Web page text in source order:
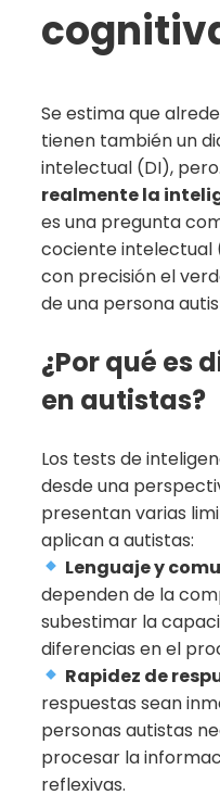
Se estima que
tienen también un
intelectual (DI),
realmente la
es una pregunta
cociente intelectual
con precisión el
de una persona
¿Por qué es
en autistas?
Los tests de
desde una
presentan varias
aplican a autistas:
Lenguaje y
dependen de la
subestimar la
diferencias en el
Rapidez de
respuestas sean
personas autistas
procesar la
reflexivas.